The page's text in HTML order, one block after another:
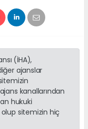
(İHA),
ajanslar
kanallarından
hukuki
sitemizin hiç